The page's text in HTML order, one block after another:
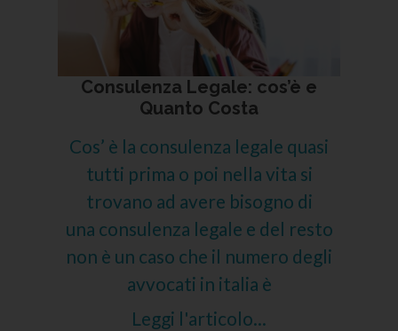
Consulenza Legale: cos’è e
Quanto Costa
Cos’ è la consulenza legale quasi
tutti prima o poi nella vita si
trovano ad avere bisogno di
una consulenza legale e del resto
non è un caso che il numero degli
avvocati in italia è
Leggi l'articolo...